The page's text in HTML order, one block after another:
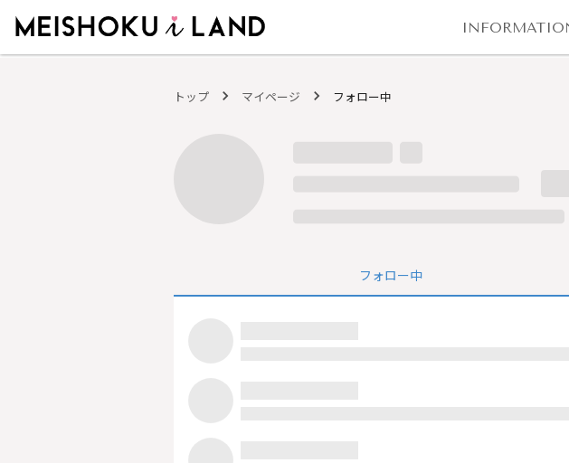
トップ マイページ フォロー中
フォロー中